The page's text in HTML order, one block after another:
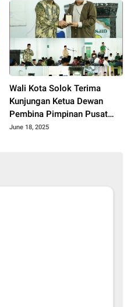
Kota Solok 2025.
Wali Kota Solok Terima
Kunjungan Ketua Dewan
Pembina Pimpinan Pusat
Muhammadiyah Tahun 2025.
June 18, 2025